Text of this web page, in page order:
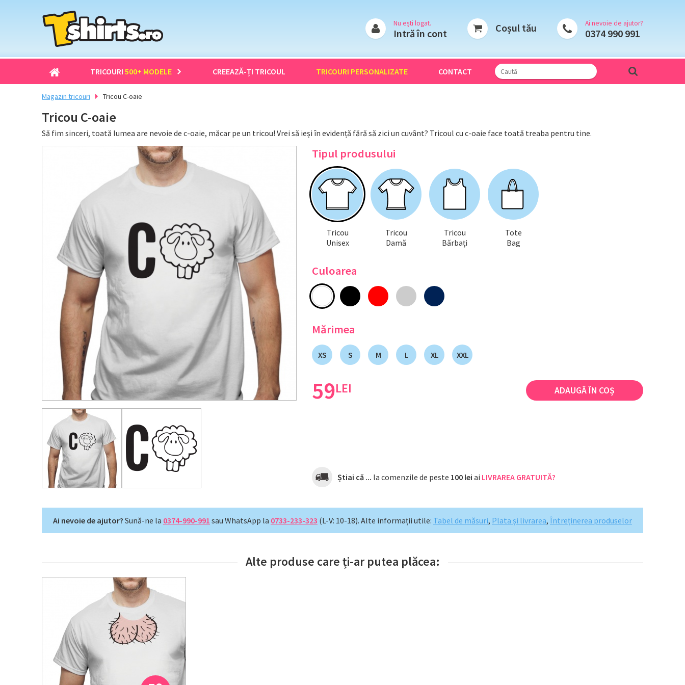
Nu ești logat.
Intră în cont Coșul tău Ai nevoie de ajutor?
0374 990 991
TRICOURI 500+ MODELE CREEAZĂ-ȚI TRICOUL TRICOURI PERSONALIZATE CONTACT
Magazin tricouri Tricou C-oaie
Tricou C-oaie
Să fim sinceri, toată lumea are nevoie de c-oaie, măcar pe un tricou! Vrei să ieși în evidență fără să zici un cuvânt? Tricoul cu c-oaie face toată treaba pentru tine.
Tipul produsului
Tricou
Unisex
Tricou
Damă
Tricou
Bărbați
Tote
Bag
Culoarea
Mărimea
XS S M L XL XXL
59LEI ADAUGĂ ÎN COȘ
Știai că ... la comenzile de peste 100 lei ai LIVRAREA GRATUITĂ?
Ai nevoie de ajutor? Sună-ne la 0374-990-991 sau WhatsApp la 0733-233-323 (L-V: 10-18). Alte informații utile: Tabel de măsuri, Plata și livrarea, Întreținerea produselor
Alte produse care ți-ar putea plăcea: